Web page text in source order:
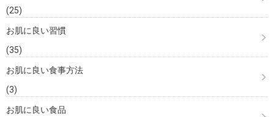
(25)
お肌に良い習慣
(35)
お肌に良い食事方法
(3)
お肌に良い食品